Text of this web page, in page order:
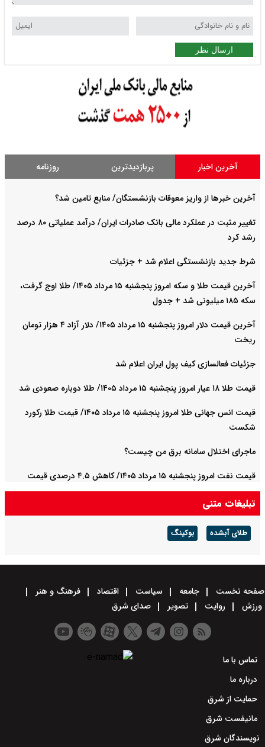
ارسال نظر
آخرین اخبار پربازدیدترین روزنامه
آخرین خبرها از واریز معوقات بازنشستگان/ منابع تامین شد؟
تغییر مثبت در عملکرد مالی بانک صادرات ایران/ درآمد عملیاتی ۸۰ درصد
رشد کرد
شرط جدید بازنشستگی اعلام شد + جزئیات
آخرین قیمت طلا و سکه امروز پنجشنبه ۱۵ مرداد ۱۴۰۵/ طلا اوج گرفت،
سکه ۱۸۵ میلیونی شد + جدول
آخرین قیمت دلار امروز پنجشنبه ۱۵ مرداد ۱۴۰۵/ دلار آزاد ۴ هزار تومان
ریخت
جزئیات فعالسازی کیف پول ایران اعلام شد
قیمت طلا ۱۸ عیار امروز پنجشنبه ۱۵ مرداد ۱۴۰۵/ طلا دوباره صعودی شد
قیمت انس جهانی طلا امروز پنجشنبه ۱۵ مرداد ۱۴۰۵/ قیمت طلا رکورد
شکست
ماجرای اختلال سامانه برق من چیست؟
قیمت نفت امروز پنجشنبه ۱۵ مرداد ۱۴۰۵/ کاهش ۴.۵ درصدی قیمت
نفت برنت در پی احتمال بازگشایی تنگه هرمز
تبلیغات متنی
طلای آبشده بوکینگ
صفحه نخست جامعه سیاست اقتصاد
فرهنگ و هنر
ورزش
روایت تصویر صدای شرق
تماس با ما
درباره ما
حمایت از شرق
مانیفست شرق
نویسندگان شرق